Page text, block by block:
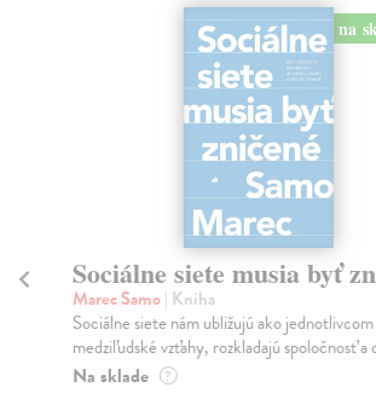
na
Sociálne siete musia byť
Marec Samo| Kniha
Sociálne siete nám ubližujú ako jednotlivcom
medziľudské vzťahy, rozkladajú spoločnosť a
Na sklade ?